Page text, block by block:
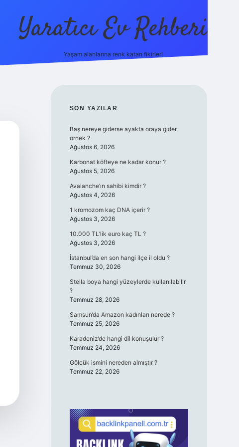
Yaratıcı Ev Rehberi
Yaşam alanlarına renk katan fikirler!
SIDEBAR
SON YAZILAR
Baş nereye giderse ayakta oraya gider
örnek ?
Ağustos 6, 2026
Karbonat köfteye ne kadar konur ?
Ağustos 5, 2026
Avalanche’ın sahibi kimdir ?
Ağustos 4, 2026
1 kromozom kaç DNA içerir ?
Ağustos 3, 2026
10.000 TL’lik euro kaç TL ?
Ağustos 3, 2026
İstanbul’da en son hangi ilçe il oldu ?
Temmuz 30, 2026
Stella boya hangi yüzeylerde kullanılabilir
?
Temmuz 28, 2026
Samsun’da Amazon kadınları nerede ?
Temmuz 25, 2026
Karadeniz’de hangi dil konuşulur ?
Temmuz 24, 2026
Gölcük ismini nereden almıştır ?
Temmuz 22, 2026